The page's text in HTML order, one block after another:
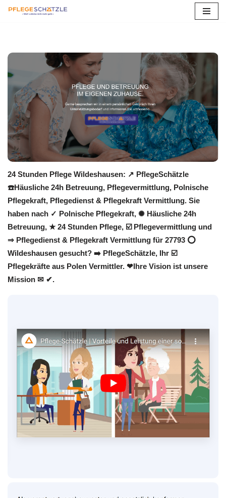
springen
24 Stunden Pflege Wildeshausen: ↗️ PflegeSchätzle
☎️Häusliche 24h Betreuung, Pflegevermittlung, Polnische
Pflegekraft, Pflegedienst & Pflegekraft Vermittlung. Sie
haben nach ✓ Polnische Pflegekraft, ✺ Häusliche 24h
Betreuung, ★ 24 Stunden Pflege, ☑️ Pflegevermittlung und
⇒ Pflegedienst & Pflegekraft Vermittlung für 27793 ⭕
Wildeshausen gesucht? ➡️ PflegeSchätzle, Ihr ☑️
Pflegekräfte aus Polen Vermittler. ❤Ihre Vision ist unsere
Mission ✉ ✔.